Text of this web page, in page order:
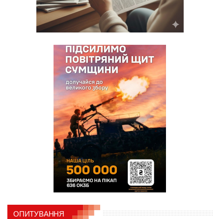
ОПИТУВАННЯ